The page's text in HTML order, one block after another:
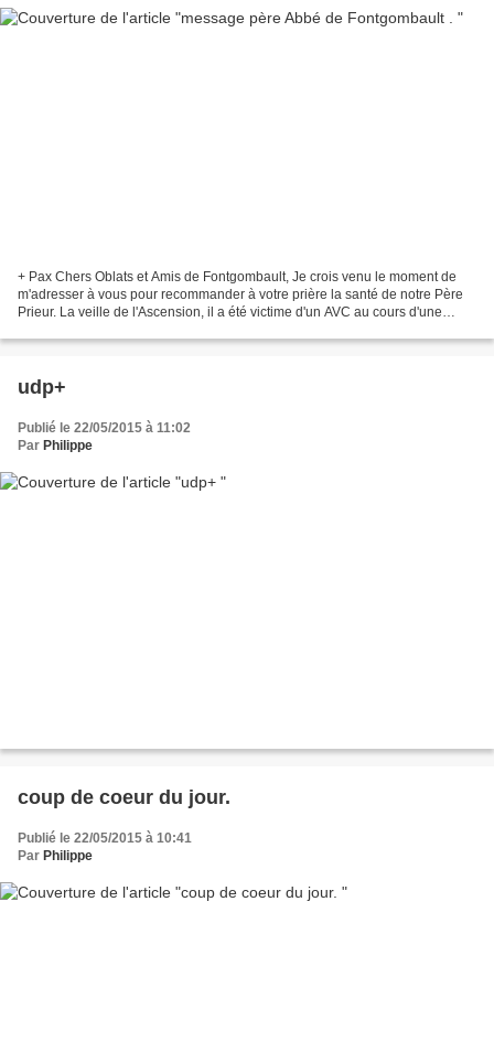
+ Pax Chers Oblats et Amis de Fontgombault, Je crois venu le moment de
m'adresser à vous pour recommander à votre prière la santé de notre Père
Prieur. La veille de l'Ascension, il a été victime d'un AVC au cours d'une
udp+
Publié le 22/05/2015 à 11:02
Par Philippe
coup de coeur du jour.
Publié le 22/05/2015 à 10:41
Par Philippe